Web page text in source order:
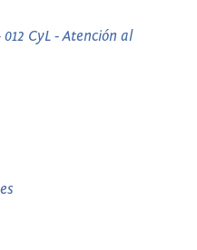
CyL - Atención al